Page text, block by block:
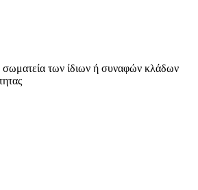
σωματεία των ίδιων ή συναφών κλάδων